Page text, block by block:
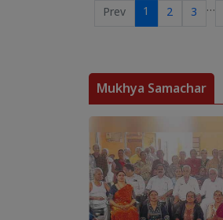
Prev 1 2 3 …
Mukhya Samachar